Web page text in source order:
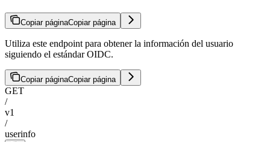
Copiar páginaCopiar página
Utiliza este endpoint para obtener la información del usuario
siguiendo el estándar OIDC.
Copiar páginaCopiar página
GET
/
v1
/
userinfo